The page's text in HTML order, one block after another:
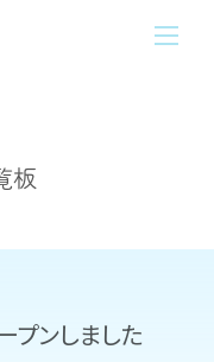
板
ンしました